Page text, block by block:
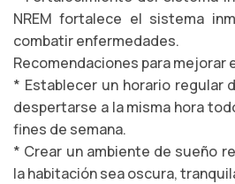
NREM fortalece el sistema
combatir enfermedades.
Recomendaciones para mejorar
* Establecer un horario regular
despertarse a la misma hora
fines de semana.
* Crear un ambiente de sueño
la habitación sea oscura,